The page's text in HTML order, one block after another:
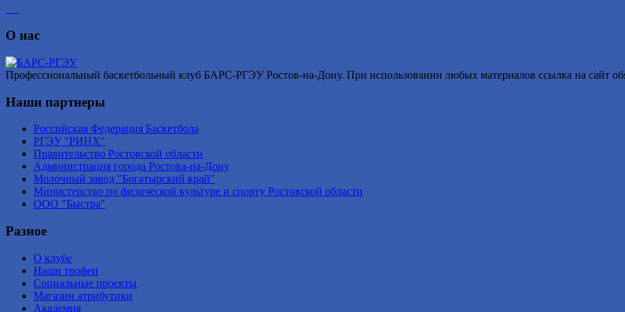
О нас
Профессиональный баскетбольный клуб БАРС-РГЭУ Ростов-на-Дону. При использовании любых материалов ссылка на сайт
Наши партнеры
Российская Федерация Баскетбола
РГЭУ "РИНХ"
Правительство Ростовской области
Администрация города Ростова-на-Дону
Молочный завод "Богатырский край"
Министерство по физической культуре и спорту Ростовской области
ООО "Быстра"
Разное
О клубе
Наши трофеи
Социальные проекты
Магазин атрибутики
Академия